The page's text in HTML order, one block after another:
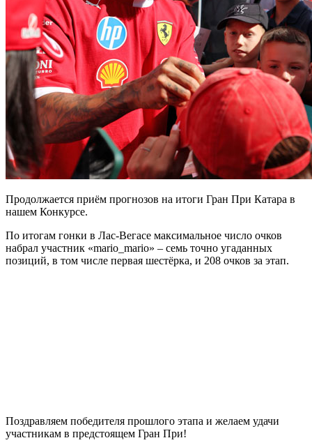
Продолжается приём прогнозов на итоги Гран При Катара в
нашем Конкурсе.
По итогам гонки в Лас-Вегасе максимальное число очков
набрал участник «mario_mario» – семь точно угаданных
позиций, в том числе первая шестёрка, и 208 очков за этап.
Поздравляем победителя прошлого этапа и желаем удачи
участникам в предстоящем Гран При!